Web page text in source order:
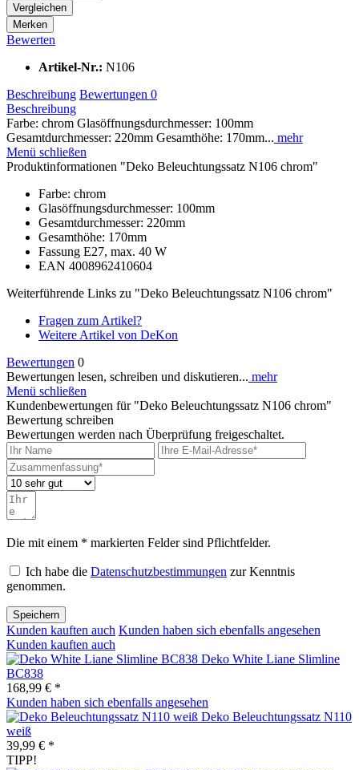
Vergleichen
Merken
Bewerten
Artikel-Nr.: N106
Beschreibung Bewertungen 0
Beschreibung
Farbe: chrom Glasöffnungsdurchmesser: 100mm
Gesamtdurchmesser: 220mm Gesamthöhe: 170mm... mehr
Menü schließen
Produktinformationen "Deko Beleuchtungssatz N106 chrom"
Farbe: chrom
Glasöffnungsdurchmesser: 100mm
Gesamtdurchmesser: 220mm
Gesamthöhe: 170mm
Fassung E27, max. 40 W
EAN 4008962410604
Weiterführende Links zu "Deko Beleuchtungssatz N106 chrom"
Fragen zum Artikel?
Weitere Artikel von DeKon
Bewertungen 0
Bewertungen lesen, schreiben und diskutieren... mehr
Menü schließen
Kundenbewertungen für "Deko Beleuchtungssatz N106 chrom"
Bewertung schreiben
Bewertungen werden nach Überprüfung freigeschaltet.
Die mit einem * markierten Felder sind Pflichtfelder.
Ich habe die Datenschutzbestimmungen zur Kenntnis
genommen.
Speichern
Kunden kauften auch Kunden haben sich ebenfalls angesehen
Kunden kauften auch
Deko White Liane Slimline
BC838
168,99 € *
Kunden haben sich ebenfalls angesehen
Deko Beleuchtungssatz N110
weiß
39,99 € *
TIPP!